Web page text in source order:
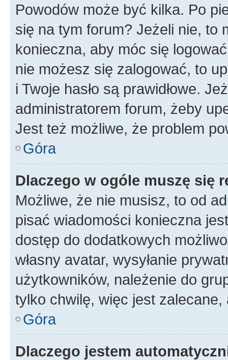
Powodów może być kilka. Po
się na tym forum? Jeżeli nie, to
konieczna, aby móc się
nie możesz się zalogować, to
i Twoje hasło są prawidłowe.
administratorem forum, żeby
Jest też możliwe, że problem
Góra
Dlaczego w ogóle muszę się
Możliwe, że nie musisz, to od
pisać wiadomości konieczna
dostęp do dodatkowych
własny avatar, wysyłanie
użytkowników, należenie do
tylko chwilę, więc jest zalecane,
Góra
Dlaczego jestem